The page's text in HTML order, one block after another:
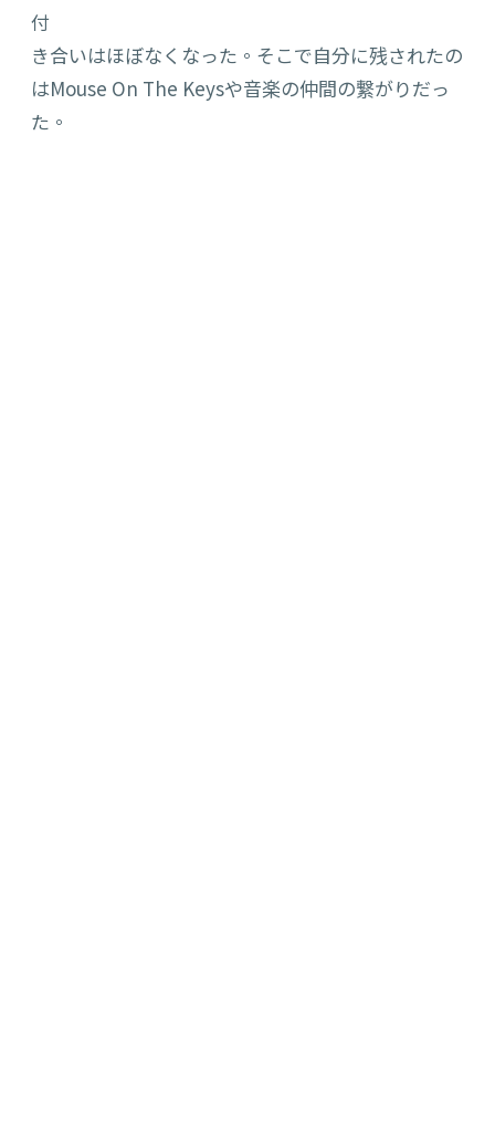
付
き合いはほぼなくなった。そこで自分に残されたの
はMouse On The Keysや音楽の仲間の繋がりだっ
た。